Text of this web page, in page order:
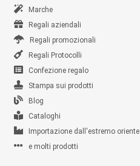
Marche
Regali aziendali
Regali promozionali
Regali Protocolli
Confezione regalo
Stampa sui prodotti
Blog
Cataloghi
Importazione dall'estremo oriente
e molti prodotti